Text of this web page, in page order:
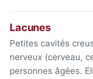
Lacunes
Petites cavités
nerveux (cerveau,
personnes âgées.